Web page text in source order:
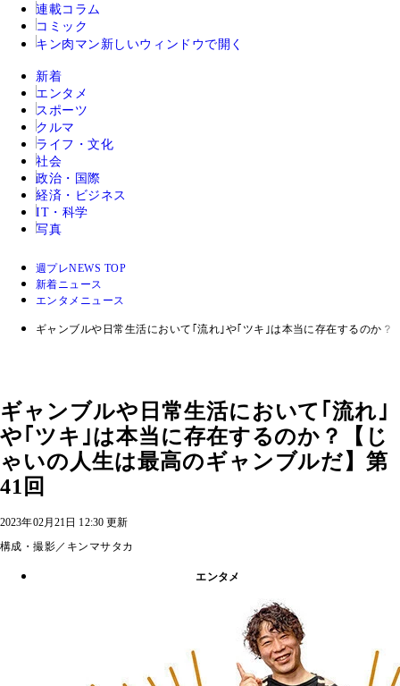
連載コラム
コミック
キン肉マン 新しいウィンドウで開く
新着
エンタメ
スポーツ
クルマ
ライフ・文化
社会
政治・国際
経済・ビジネス
IT・科学
写真
週プレNEWS TOP
新着ニュース
エンタメニュース
ギャンブルや日常生活において｢流れ｣や｢ツキ｣は本当に存在するのか
ギャンブルや日常生活において｢流れ｣
や｢ツキ｣は本当に存在するのか？【じ
ゃいの人生は最高のギャンブルだ】第
41回
2023年02月21日 12:30 更新
構成・撮影／キンマサタカ
エンタメ